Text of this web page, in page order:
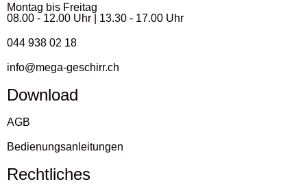
Montag bis Freitag
08.00 - 12.00 Uhr | 13.30 - 17.00 Uhr
044 938 02 18
info@mega-geschirr.ch
Download
AGB
Bedienungsanleitungen
Rechtliches